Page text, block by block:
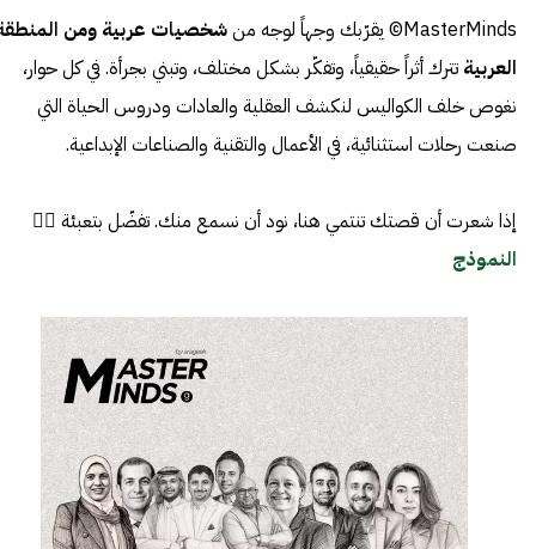
MasterMinds© يقرّبك وجهاً لوجه من
شخصيات عربية ومن
العربية تترك أثراً حقيقياً، وتفكّر بشكل مختلف، وتبني بجرأة. في كل حوار،
نغوص خلف الكواليس لنكشف العقلية والعادات ودروس الحياة التي
صنعت رحلات استثنائية، في الأعمال والتقنية والصناعات الإبداعية.
إذا شعرت أن قصتك تنتمي هنا، نود أن نسمع منك. تفضّل بتعبئة 👈🏼
النموذج